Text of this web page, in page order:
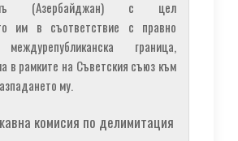
(Азербайджан) с цел
им в съответствие с правно
граница,
в рамките на Съветския съюз към
му.
комисия по делимитация